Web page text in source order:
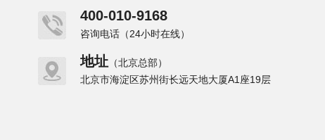
400-010-9168
咨询电话（24小时在线）
地址 （北京总部）
北京市海淀区苏州街长远天地大厦A1座19层